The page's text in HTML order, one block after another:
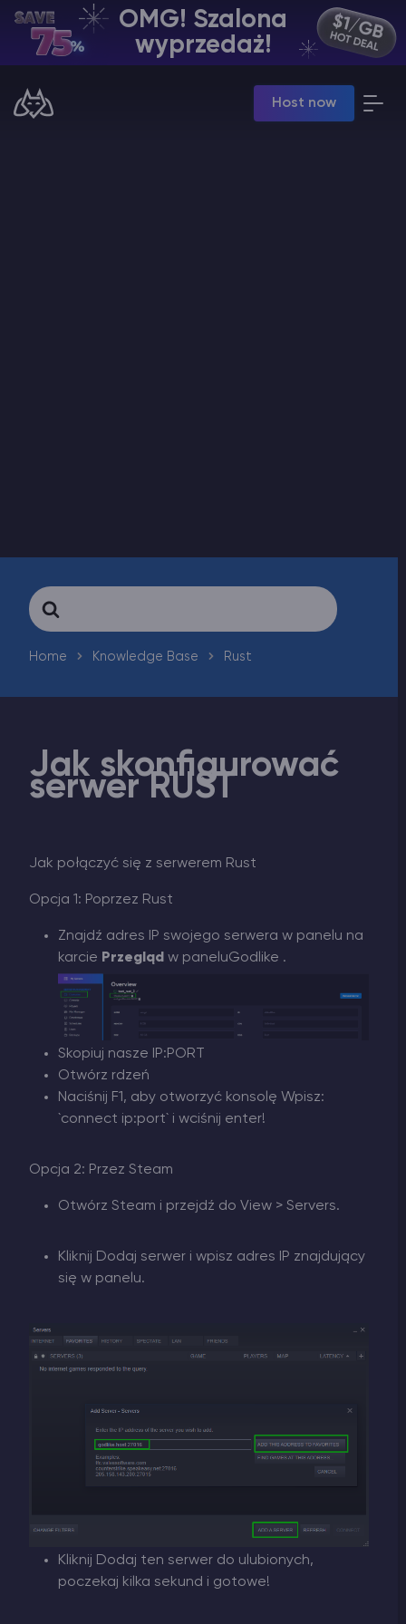
OMG! Szalona
wyprzedaż!
Host now
PL | USD
Manage your servers & payments
Search
For
Home Knowledge Base Rust
Jak skonfigurować
serwer RUST
Jak połączyć się z serwerem Rust
Opcja 1: Poprzez Rust
Znajdź adres IP swojego serwera w panelu na
karcie Przegląd w paneluGodlike .
Skopiuj nasze IP:PORT
Otwórz rdzeń
Naciśnij F1, aby otworzyć konsolę Wpisz:
`connect ip:port` i wciśnij enter!
Opcja 2: Przez Steam
Otwórz Steam i przejdź do View > Servers.
Kliknij Dodaj serwer i wpisz adres IP znajdujący
się w panelu.
Kliknij Dodaj ten serwer do ulubionych,
poczekaj kilka sekund i gotowe!